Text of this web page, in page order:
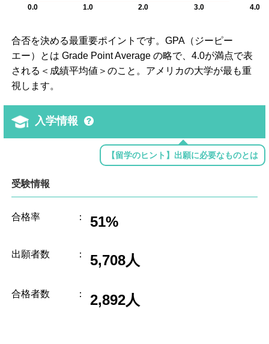
0.0 1.0 2.0 3.0 4.0
合否を決める最重要ポイントです。GPA（ジーピー
エー）とは Grade Point Average の略で、4.0が満点で表
される＜成績平均値＞のこと。アメリカの大学が最も重
視します。
入学情報
【留学のヒント】出願に必要なものとは
受験情報
合格率 ： 51%
出願者数 ： 5,708人
合格者数 ： 2,892人